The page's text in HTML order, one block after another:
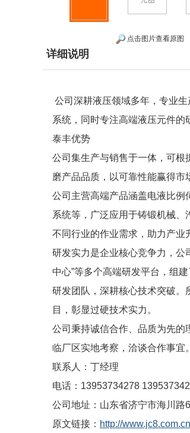
点击图片查看原图
详细说明
公司深耕液压领域多年，专业
系统，同时专注高端液压元件的
泰丰优势
公司集生产与销售于一体，可根
磨产品品质，以可靠性能赢得市
公司主营高端产品涵盖电液比例
系统等，广泛应用于铸锻机械
不同行业的作业需求，助力产业
研发实力是企业核心竞争力，公
中心”等多个高端研发平台，组
研发团队，深耕核心技术突破。
目，彰显过硬技术实力。
公司秉持诚信合作、品质为先的
临厂区实地考察，洽谈合作事宜。
联系人：丁经理
电话：13953734278
公司地址：山东省济宁市海川路
原文链接： http://